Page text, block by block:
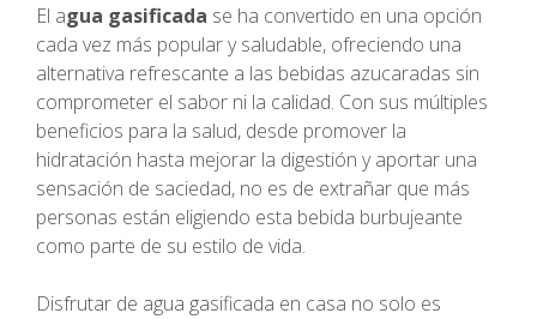
El agua gasificada se ha convertido en una opción
cada vez más popular y saludable, ofreciendo una
alternativa refrescante a las bebidas azucaradas sin
comprometer el sabor ni la calidad. Con sus múltiples
beneficios para la salud, desde promover la
hidratación hasta mejorar la digestión y aportar una
sensación de saciedad, no es de extrañar que más
personas están eligiendo esta bebida burbujeante
como parte de su estilo de vida.
Disfrutar de agua gasificada en casa no solo es